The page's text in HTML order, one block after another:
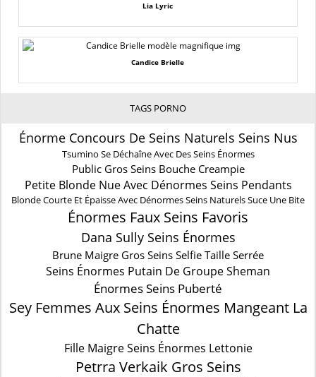
Lia Lyric
Candice Brielle
TAGS PORNO
Énorme Concours De Seins Naturels Seins Nus
Tsumino Se Déchaîne Avec Des Seins Énormes
Public Gros Seins Bouche Creampie
Petite Blonde Nue Avec Dénormes Seins Pendants
Blonde Courte Et Épaisse Avec Dénormes Seins Naturels Suce Une Bite
Énormes Faux Seins Favoris
Dana Sully Seins Énormes
Brune Maigre Gros Seins Selfie Taille Serrée
Seins Énormes Putain De Groupe Sheman
Énormes Seins Puberté
Sey Femmes Aux Seins Énormes Mangeant La
Chatte
Fille Maigre Seins Énormes Lettonie
Petrra Verkaik Gros Seins